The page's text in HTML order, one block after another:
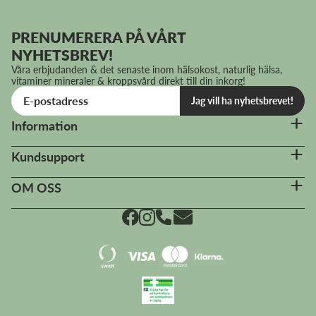
PRENUMERERA PÅ VÅRT
NYHETSBREV!
Våra erbjudanden & det senaste inom hälsokost, naturlig hälsa,
vitaminer mineraler & kroppsvård direkt till din inkorg!
Jag vill ha nyhetsbrevet!
Information
Kundsupport
OM OSS